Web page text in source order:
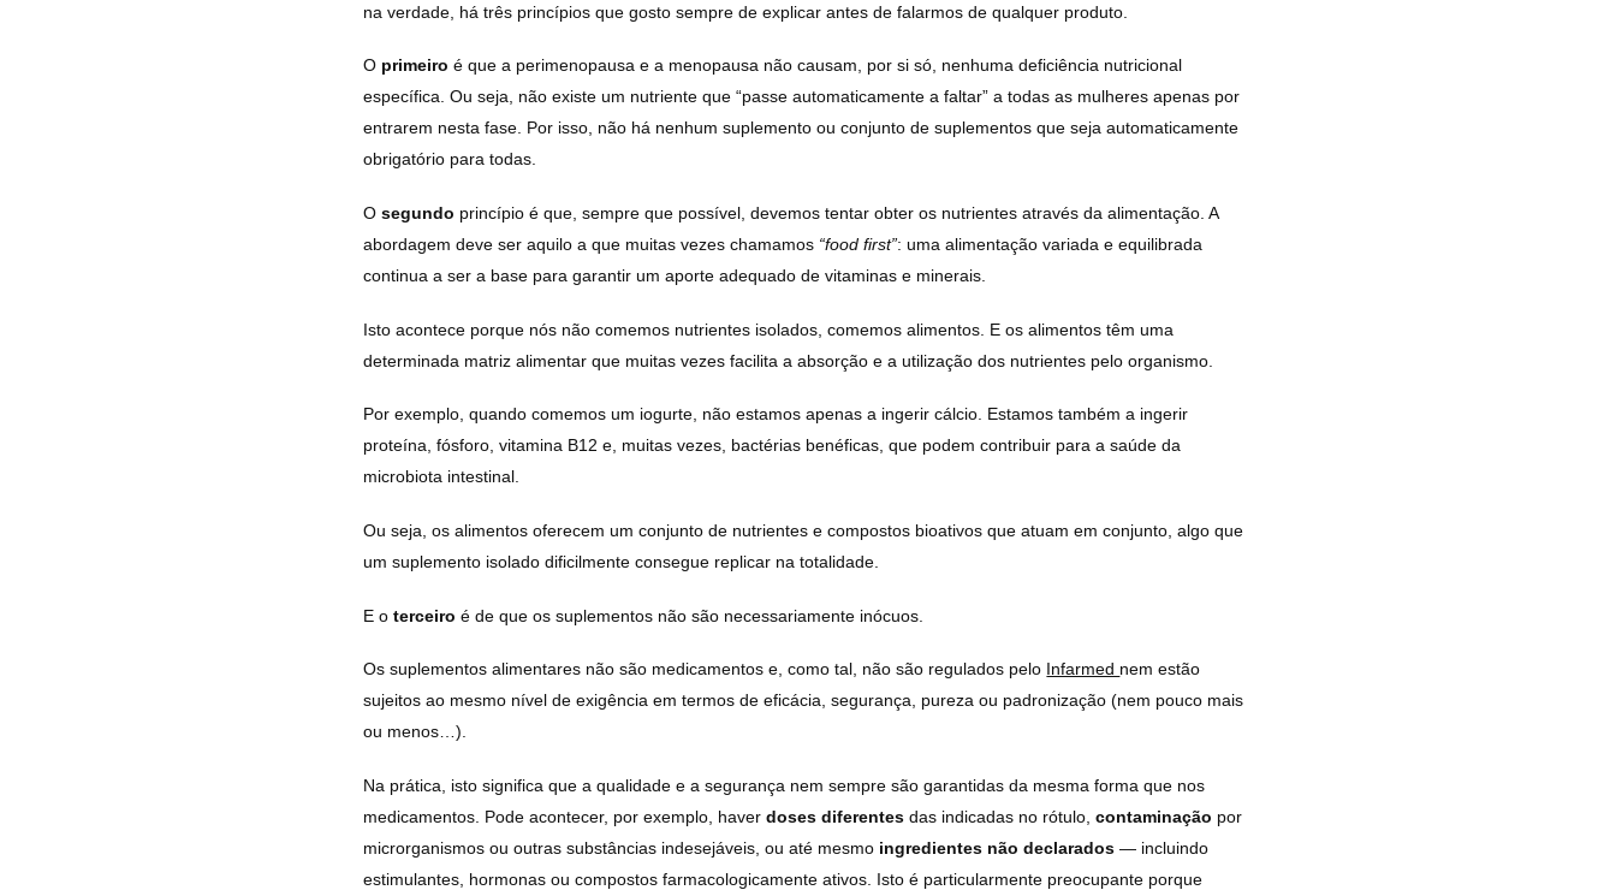
na verdade, há três princípios que gosto sempre de explicar antes de falarmos de qualquer produto.
O primeiroé que a perimenopausa e a menopausa não causam, por si só, nenhuma deficiência nutricional
específica. Ou seja, não existe um nutriente que “passe automaticamente a faltar” a todas as mulheres apenas por
entrarem nesta fase. Por isso, não há nenhum suplemento ou conjunto de suplementos que seja automaticamente
obrigatório para todas.
Osegundo princípio é que, sempre que possível, devemos tentar obter os nutrientes através da alimentação. A
abordagem deve ser aquilo a que muitas vezes chamamos “food first”: uma alimentação variada e equilibrada
continua a ser a base para garantir um aporte adequado de vitaminas e minerais.
Isto acontece porque nós não comemos nutrientes isolados, comemos alimentos. E os alimentos têm uma
determinada matriz alimentar que muitas vezes facilita a absorção e a utilização dos nutrientes pelo organismo.
Por exemplo, quando comemos um iogurte, não estamos apenas a ingerir cálcio. Estamos também a ingerir
proteína, fósforo, vitamina B12 e, muitas vezes, bactérias benéficas, que podem contribuir para a saúde da
microbiota intestinal.
Ou seja, os alimentos oferecem um conjunto de nutrientes e compostos bioativos que atuam em conjunto, algo que
um suplemento isolado dificilmente consegue replicar na totalidade.
E oterceiroé de que os suplementos não são necessariamente inócuos.
Os suplementos alimentares não são medicamentos e, como tal, não são regulados pelo Infarmed nem estão
sujeitos ao mesmo nível de exigência em termos de eficácia, segurança, pureza ou padronização (nem pouco mais
ou menos…).
Na prática, isto significa que a qualidade e a segurança nem sempre são garantidas da mesma forma que nos
medicamentos. Pode acontecer, por exemplo, haverdoses diferentes das indicadas no rótulo,contaminação por
microrganismos ou outras substâncias indesejáveis, ou até mesmo ingredientes não declarados — incluindo
estimulantes, hormonas ou compostos farmacologicamente ativos. Isto é particularmente preocupante porque